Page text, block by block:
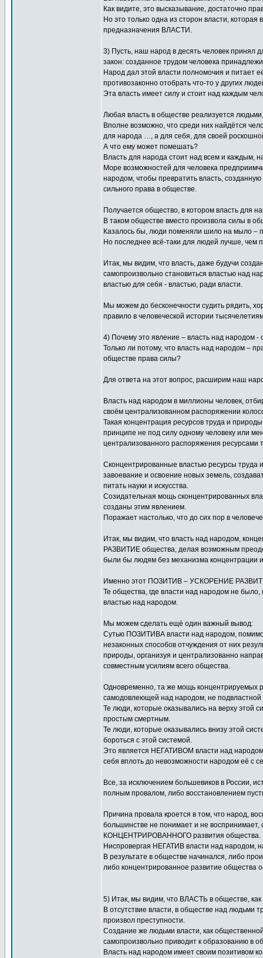
Как видите, это высказывание, достаточно
Но это только одна из сторон власти,
предназначения ВЛАСТИ.
3) Пусть, наш народ в десять человек принял
закон: созданное трудом человека
Народ дал этой власти полномочия и питает
противозаконно отобрать что-то у других
Эта власть имеет силу и стоит над каждым
Любая власть в обществе реализуется
Вполне возможно, что среди них найдётся
для народа …, а для себя, для своей
А что ему может помешать?
Власть для народа стоит над всем и каждым,
Море возможностей для человека
народом, чтобы превратить власть,
сильного права в обществе.
Получается общество, в котором власть для
В таком обществе вместо произвола силы в
Казалось бы, люди поменяли шило на мыло –
Но последнее всё-таки для людей лучше, чем
Итак, мы видим, что власть, даже будучи
самопроизвольно становиться властью над
властью для себя - властью, ради власти.
Мы можем до бесконечности судить рядить,
правило в человеческой истории
4) Почему это явление – власть над народом -
Только ли потому, что власть над народом –
обществе права силы?
Для ответа на этот вопрос, расширим наш
Власть над народом в миллионы человек,
своём централизованном распоряжении
Такая концентрация ресурсов труда и
принципе не под силу одному человеку или
централизованного распоряжения
Сконцентрированные властью ресурсы труда
завоевание и освоение новых земель,
питать науки и искусства.
Созидательная мощь сконцентрированных
созданы этим явлением.
Поражает настолько, что до сих пор в
Итак, мы видим, что власть над народом,
РАЗВИТИЕ общества, делая возможным
были бы людям без механизма концентрации
Именно этот ПОЗИТИВ – УСКОРЕНИЕ
Те общества, где власти над народом не
властью над народом.
Мы можем сделать ещё один важный вывод:
Сутью ПОЗИТИВА власти над народом,
незаконных способов отчуждения от них
природы, организуя и централизованно
совместным усилиям всего общества.
Одновременно, та же мощь концентрируемых
самодовлеющей над народом, не
Те люди, которые оказывались на верху этой
простым смертным.
Те люди, которые оказывались внизу этой
бороться с этой системой.
Это является НЕГАТИВОМ власти над
себя вплоть до невозможности народом её с
Все, за исключением большевиков в России,
полным провалом, либо восстановлением
Причина провала кроется в том, что народ,
большинстве не понимает и не
КОНЦЕНТРИРОВАННОГО развития общества.
Ниспровергая НЕГАТИВ власти над народом,
В результате в обществе начинался, либо
либо концентрированное развитие общества
5) Итак, мы видим, что ВЛАСТЬ в обществе,
В отсутствие власти, в обществе над людьми
произвол преступности.
Создание же людьми власти, как
самопроизвольно приводит к образованию в
Власть над народом имеет своим позитивом